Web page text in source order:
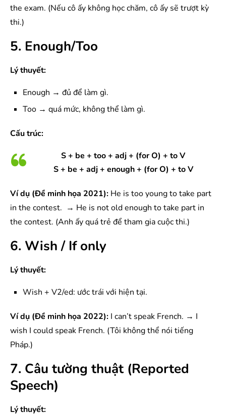
the exam. (Nếu cô ấy không học chăm, cô ấy sẽ trượt kỳ
thi.)
5. Enough/Too
Lý thuyết:
Enough → đủ để làm gì.
Too → quá mức, không thể làm gì.
Cấu trúc:
S + be + too + adj + (for O) + to V
S + be + adj + enough + (for O) + to V
Ví dụ (Đề minh họa 2021): He is too young to take part
in the contest. → He is not old enough to take part in
the contest. (Anh ấy quá trẻ để tham gia cuộc thi.)
6. Wish / If only
Lý thuyết:
Wish + V2/ed: ước trái với hiện tại.
Ví dụ (Đề minh họa 2022): I can’t speak French. → I
wish I could speak French. (Tôi không thể nói tiếng
Pháp.)
7. Câu tường thuật (Reported
Speech)
Lý thuyết: